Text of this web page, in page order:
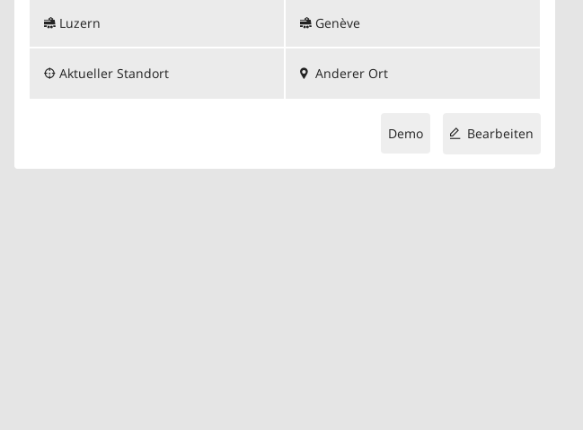
Luzern Genève
Aktueller Standort Anderer Ort
Bearbeiten
Demo